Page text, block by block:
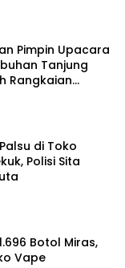
Pimpin Upacara
Tanjung
Rangkaian
di Toko
Polisi Sita
Botol Miras,
Vape